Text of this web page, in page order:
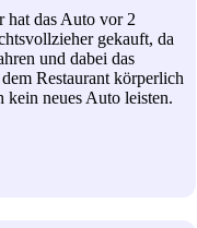
hat das Auto vor 2
gekauft, da
und dabei das
Restaurant körperlich
kein neues Auto leisten.